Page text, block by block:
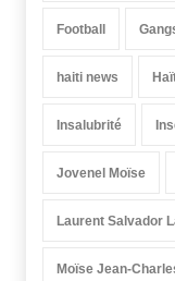
Football
haiti news
Insalubrité
Jovenel Moïse
Laurent Salvador
Moïse Jean-